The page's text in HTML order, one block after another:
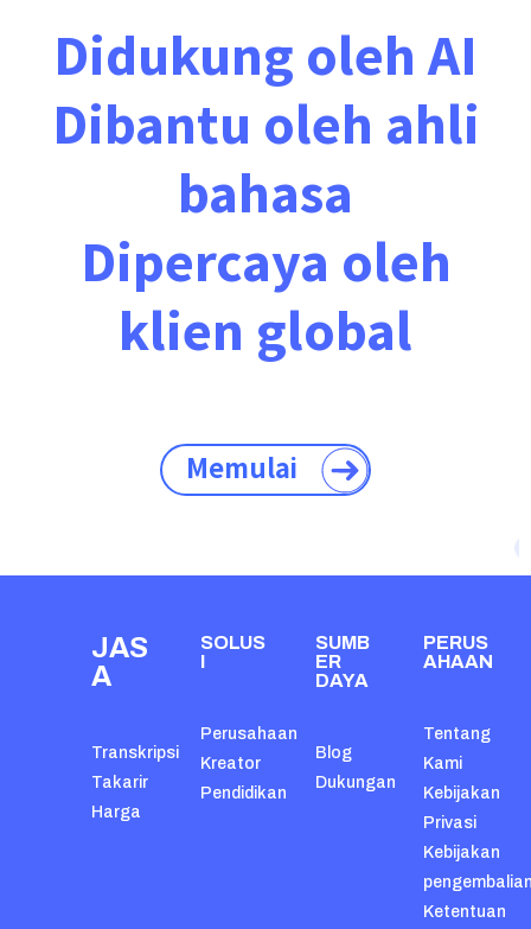
Didukung oleh AI
Dibantu oleh ahli
bahasa
Dipercaya oleh
klien global
Memulai
JAS
A
Transkripsi
Takarir
Harga
SOLUS
I
Perusahaan
Kreator
Pendidikan
SUMB
ER
DAYA
Blog
Dukungan
PERUS
AHAAN
Tentang
Kami
Kebijakan
Privasi
Kebijakan
Ketentuan